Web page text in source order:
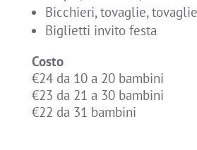
Bicchieri, tovaglie,
Biglietti invito festa
Costo
€24 da 10 a 20 bambini
€23 da 21 a 30 bambini
€22 da 31 bambini